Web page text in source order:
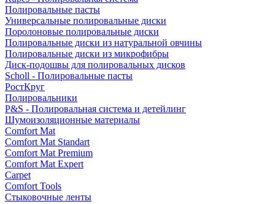
Полировальные пасты
Универсальные полировальные диски
Поролоновые полировальные диски
Полировальные диски из натуральной овчины
Полировальные диски из микрофибры
Диск-подошвы для полировальных дисков
Scholl - Полировальные пасты
РостКруг
Полировальники
P&S - Полировальная система и детейлинг
Шумоизоляционные материалы
Comfort Mat
Comfort Mat Standart
Comfort Mat Premium
Comfort Mat Expert
Carpet
Comfort Tools
Стыковочные ленты